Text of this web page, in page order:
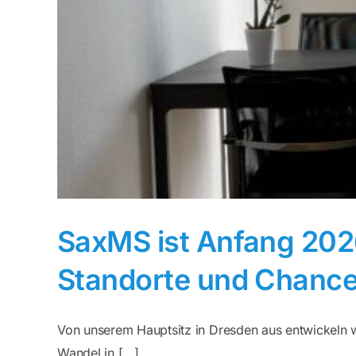
SaxMS ist Anfang
Standorte und
Von unserem Hauptsitz in Dresden aus
Wandel in [...]